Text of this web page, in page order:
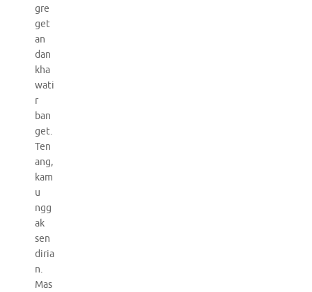
gre
get
an
dan
kha
wati
r
ban
get.
Ten
ang,
kam
u
ngg
ak
sen
diria
n.
Mas